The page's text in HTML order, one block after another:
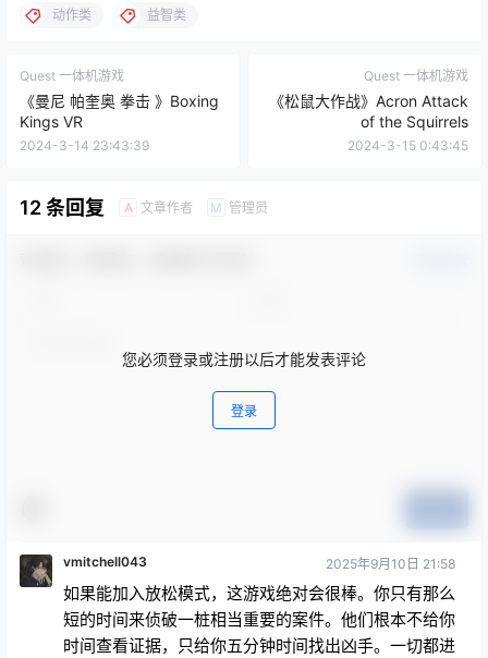
动作类 益智类
Quest 一体机游戏
《曼尼 帕奎奥 拳击 》Boxing
Kings VR
2024-3-14 23:43:39
Quest 一体机游戏
《松鼠大作战》Acron Attack
of the Squirrels
2024-3-15 0:43:45
12 条回复 A 文章作者 M 管理员
您必须登录或注册以后才能发表评论
登录
vmitchell043 2025年9月10日 21:58
如果能加入放松模式，这游戏绝对会很棒。你只有那么
短的时间来侦破一桩相当重要的案件。他们根本不给你
时间查看证据，只给你五分钟时间找出凶手。一切都进